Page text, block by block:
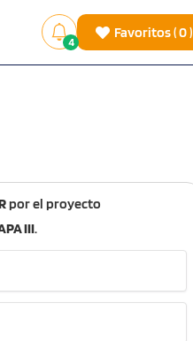
4
Favoritos(0)
por el proyecto
III.